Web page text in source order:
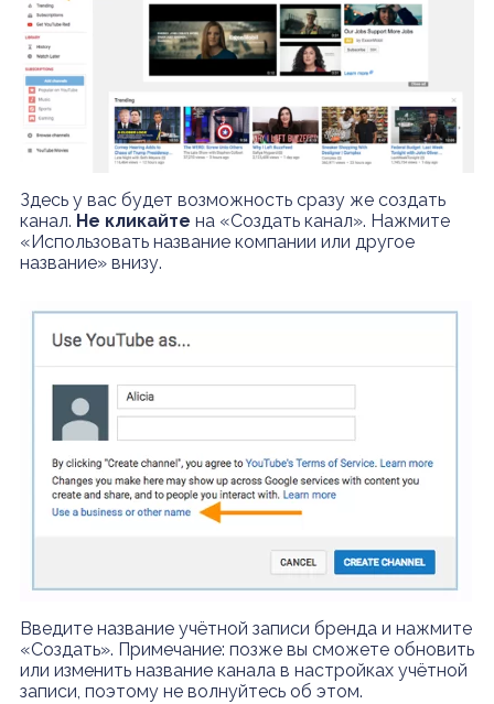
Здесь у вас будет возможность сразу же создать
канал. Не кликайте на «Создать канал». Нажмите
«Использовать название компании или другое
название» внизу.
Введите название учётной записи бренда и нажмите
«Создать». Примечание: позже вы сможете обновить
или изменить название канала в настройках учётной
записи, поэтому не волнуйтесь об этом.